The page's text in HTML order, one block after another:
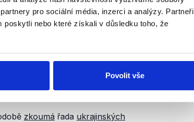
pro sociální média, inzerci a analýzy. Partneři
nebo které získali v důsledku toho, že
Povolit vše
toho obsahuje řadu subjektivních vyjádření.
když se na rozdíl od Ukrajinců na Ukrajině „bojí
nepodařilo dohledat. Zmínky o něm nelze
zpravodajských agentur.
zkoumá řada ukrajinských